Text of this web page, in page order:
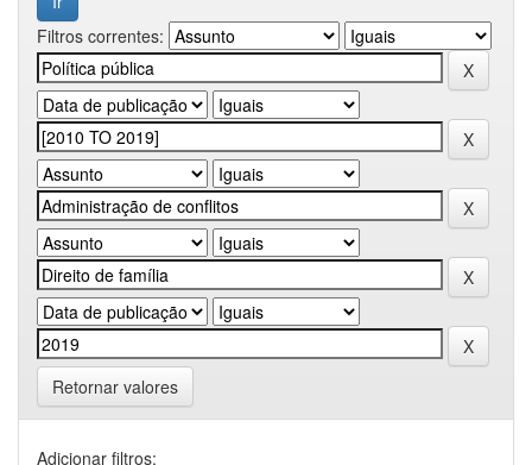
Filtros correntes:
Retornar valores
Adicionar filtros: